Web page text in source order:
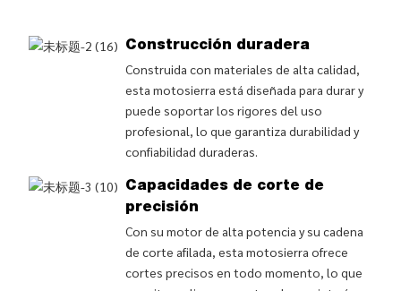
Construcción duradera
Construida con materiales de alta calidad,
esta motosierra está diseñada para durar y
puede soportar los rigores del uso
profesional, lo que garantiza durabilidad y
confiabilidad duraderas.
Capacidades de corte de
precisión
Con su motor de alta potencia y su cadena
de corte afilada, esta motosierra ofrece
cortes precisos en todo momento, lo que